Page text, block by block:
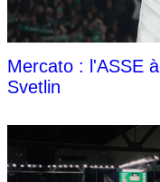
Mercato : l'ASSE
Svetlin